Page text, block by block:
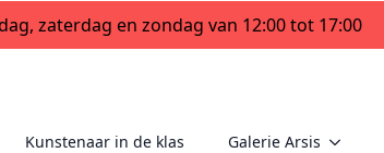
zaterdag en zondag van 12:00 tot 17:00
Kunstenaar in de klas Galerie Arsis